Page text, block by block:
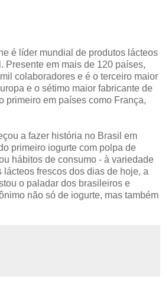
é líder mundial de produtos lácteos
Presente em mais de 120 países,
colaboradores e é o terceiro maior
e o sétimo maior fabricante de
primeiro em países como França,
a fazer história no Brasil em
primeiro iogurte com polpa de
hábitos de consumo - à variedade
lácteos frescos dos dias de hoje, a
o paladar dos brasileiros e
não só de iogurte, mas também